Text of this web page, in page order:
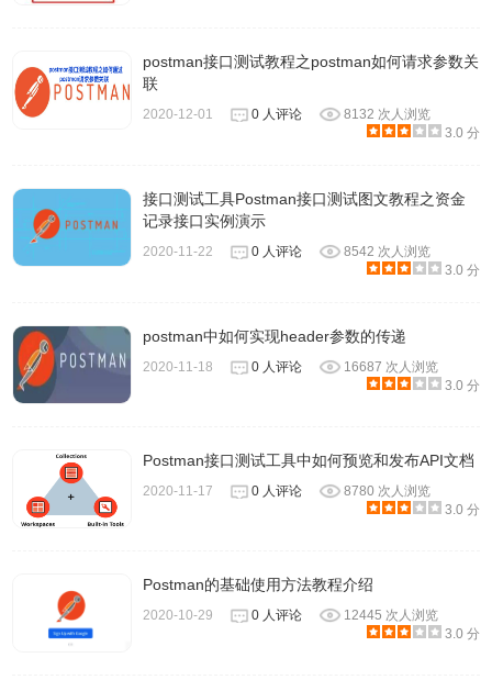
postman接口测试教程之postman如何请求参数关
联
2020-12-01 0 人评论
8132 次人浏览
3.0 分
接口测试工具Postman接口测试图文教程之资金
记录接口实例演示
2020-11-22 0 人评论
8542 次人浏览
3.0 分
postman中如何实现header参数的传递
2020-11-18 0 人评论
16687 次人浏览
3.0 分
Postman接口测试工具中如何预览和发布API文档
2020-11-17 0 人评论
8780 次人浏览
3.0 分
Postman的基础使用方法教程介绍
2020-10-29 0 人评论
12445 次人浏览
3.0 分